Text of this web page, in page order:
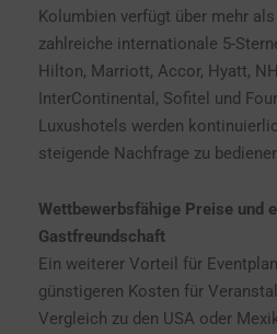
Kolumbien verfügt über mehr
zahlreiche internationale 5-
Hilton, Marriott, Accor, Hyatt,
InterContinental, Sofitel und
Luxushotels werden
steigende Nachfrage zu
Wettbewerbsfähige Preise und
Gastfreundschaft
Ein weiterer Vorteil für
günstigeren Kosten für
Vergleich zu den USA oder